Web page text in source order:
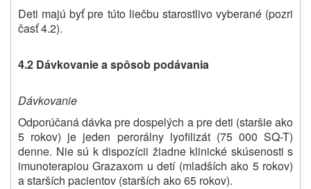
Deti majú byť pre túto liečbu starostlivo vyberané (pozri
časť 4.2).
4.2 Dávkovanie a spôsob podávania
Dávkovanie
Odporúčaná dávka pre dospelých a pre deti (staršie ako
5 rokov) je jeden perorálny lyofilizát (75 000 SQ-T)
denne. Nie sú k dispozícii žiadne klinické skúsenosti s
imunoterapiou Grazaxom u detí (mladších ako 5 rokov)
a starších pacientov (starších ako 65 rokov).